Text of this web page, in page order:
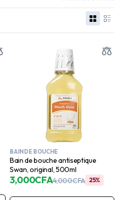
BAIN DE BOUCHE
Bain de bouche antiseptique
Swan, original, 500ml
4,000CFA
3,000CFA 25%